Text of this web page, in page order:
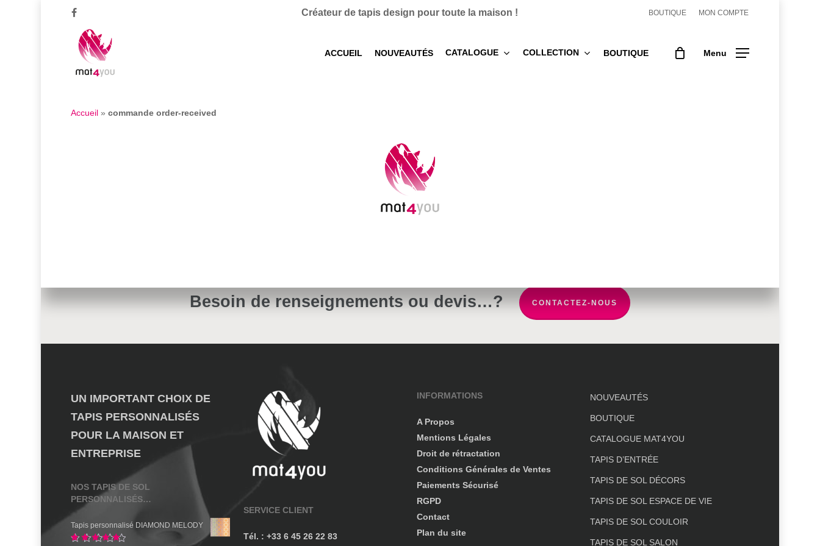
Créateur de tapis design pour toute la maison ! BOUTIQUE MON COMPTE
ACCUEIL NOUVEAUTÉS CATALOGUE COLLECTION BOUTIQUE Menu
Accueil» commande order-received
Besoin de renseignements ou devis…? CONTACTEZ-NOUS
UN IMPORTANT CHOIX DE
TAPIS PERSONNALISÉS
POUR LA MAISON ET
ENTREPRISE
NOS TAPIS DE SOL
PERSONNALISÉS…
Tapis personnalisé DIAMOND MELODY
SERVICE CLIENT
Tél. : +33 6 45 26 22 83
INFORMATIONS
A Propos
Mentions Légales
Droit de rétractation
Conditions Générales de Ventes
Paiements Sécurisé
RGPD
Contact
Plan du site
NOUVEAUTÉS
BOUTIQUE
CATALOGUE MAT4YOU
TAPIS D’ENTRÉE
TAPIS DE SOL DÉCORS
TAPIS DE SOL ESPACE DE VIE
TAPIS DE SOL COULOIR
TAPIS DE SOL SALON